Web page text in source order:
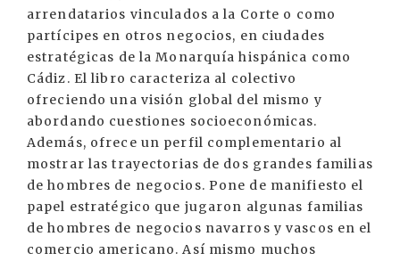
arrendatarios vinculados a la Corte o como
partícipes en otros negocios, en ciudades
estratégicas de la Monarquía hispánica como
Cádiz. El libro caracteriza al colectivo
ofreciendo una visión global del mismo y
abordando cuestiones socioeconómicas.
Además, ofrece un perfil complementario al
mostrar las trayectorias de dos grandes familias
de hombres de negocios. Pone de manifiesto el
papel estratégico que jugaron algunas familias
de hombres de negocios navarros y vascos en el
comercio americano. Así mismo muchos